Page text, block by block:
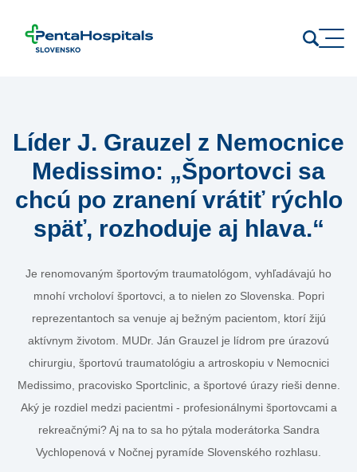
Líder J. Grauzel z Nemocnice
Medissimo: „Športovci sa
chcú po zranení vrátiť rýchlo
späť, rozhoduje aj hlava.“
Je renomovaným športovým traumatológom, vyhľadávajú ho
mnohí vrcholoví športovci, a to nielen zo Slovenska. Popri
reprezentantoch sa venuje aj bežným pacientom, ktorí žijú
aktívnym životom. MUDr. Ján Grauzel je lídrom pre úrazovú
chirurgiu, športovú traumatológiu a artroskopiu v Nemocnici
Medissimo, pracovisko Sportclinic, a športové úrazy rieši denne.
Aký je rozdiel medzi pacientmi - profesionálnymi športovcami a
rekreačnými? Aj na to sa ho pýtala moderátorka Sandra
Vychlopenová v Nočnej pyramíde Slovenského rozhlasu.